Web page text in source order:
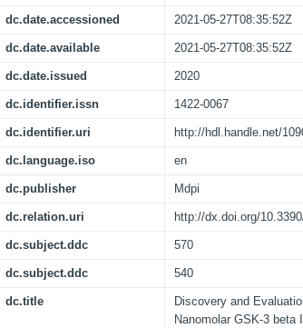
dc.date.accessioned 2021-05-27T08:35:52Z
dc.date.available 2021-05-27T08:35:52Z
dc.date.issued 2020
dc.identifier.issn 1422-0067
dc.identifier.uri http://hdl.handle.net/
dc.language.iso en
dc.publisher Mdpi
dc.relation.uri http://dx.doi.org/
dc.subject.ddc 570
dc.subject.ddc 540
dc.title
Discovery and
Nanomolar GSK-3